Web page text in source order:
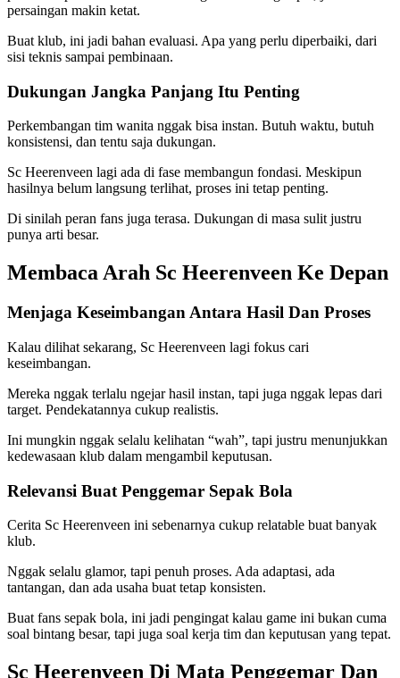
persaingan makin ketat.
Buat klub, ini jadi bahan evaluasi. Apa yang perlu diperbaiki, dari
sisi teknis sampai pembinaan.
Dukungan Jangka Panjang Itu Penting
Perkembangan tim wanita nggak bisa instan. Butuh waktu, butuh
konsistensi, dan tentu saja dukungan.
Sc Heerenveen lagi ada di fase membangun fondasi. Meskipun
hasilnya belum langsung terlihat, proses ini tetap penting.
Di sinilah peran fans juga terasa. Dukungan di masa sulit justru
punya arti besar.
Membaca Arah Sc Heerenveen Ke Depan
Menjaga Keseimbangan Antara Hasil Dan Proses
Kalau dilihat sekarang, Sc Heerenveen lagi fokus cari
keseimbangan.
Mereka nggak terlalu ngejar hasil instan, tapi juga nggak lepas dari
target. Pendekatannya cukup realistis.
Ini mungkin nggak selalu kelihatan “wah”, tapi justru menunjukkan
kedewasaan klub dalam mengambil keputusan.
Relevansi Buat Penggemar Sepak Bola
Cerita Sc Heerenveen ini sebenarnya cukup relatable buat banyak
klub.
Nggak selalu glamor, tapi penuh proses. Ada adaptasi, ada
tantangan, dan ada usaha buat tetap konsisten.
Buat fans sepak bola, ini jadi pengingat kalau game ini bukan cuma
soal bintang besar, tapi juga soal kerja tim dan keputusan yang tepat.
Sc Heerenveen Di Mata Penggemar Dan